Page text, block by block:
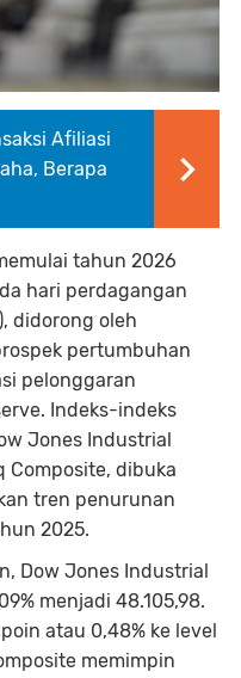
Afiliasi
Berapa
tahun 2026
hari perdagangan
didorong oleh
pertumbuhan
pelonggaran
Indeks-indeks
Jones Industrial
Composite, dibuka
tren penurunan
2025.
Dow Jones Industrial
menjadi 48.105,98.
atau 0,48% ke level
memimpin